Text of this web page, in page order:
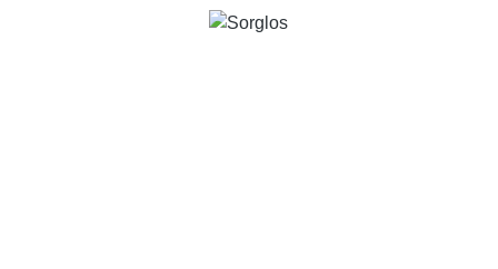
Bildergalerie überspringen